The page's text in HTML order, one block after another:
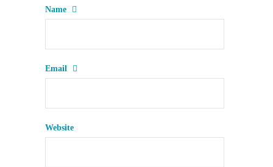
Name
Email
Website